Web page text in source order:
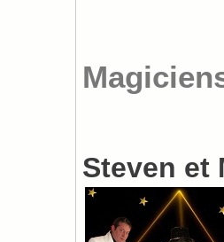
Steven et